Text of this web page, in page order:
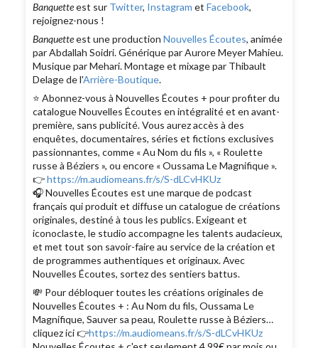
Banquetteest sur Twitter, Instagram etFacebook,
rejoignez-nous !
Banquetteest une productionNouvelles Écoutes, animée
par Abdallah Soidri. Générique par Aurore Meyer Mahieu.
Musique par Mehari. Montage et mixage par Thibault
Delage de l'Arrière-Boutique.
⭐️ Abonnez-vous à Nouvelles Écoutes + pour profiter du
catalogue Nouvelles Écoutes en intégralité et en avant-
première, sans publicité. Vous aurez accès à des
enquêtes, documentaires, séries et fictions exclusives
passionnantes, comme « Au Nom du fils », « Roulette
russe à Béziers », ou encore « Oussama Le Magnifique ».
👉https://m.audiomeans.fr/s/S-dLCvHKUz
🎧 Nouvelles Écoutes est une marque de podcast
français qui produit et diffuse un catalogue de créations
originales, destiné à tous les publics. Exigeant et
iconoclaste, le studio accompagne les talents audacieux,
et met tout son savoir-faire au service de la création et
de programmes authentiques et originaux. Avec
Nouvelles Écoutes, sortez des sentiers battus.
💸 Pour débloquer toutes les créations originales de
Nouvelles Écoutes + : Au Nom du fils, Oussama Le
Magnifique, Sauver sa peau, Roulette russe à Béziers…
cliquez ici 👉https://m.audiomeans.fr/s/S-dLCvHKUz